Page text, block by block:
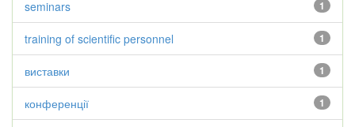
1
seminars
1
training of scientific personnel
1
виставки
1
конференції